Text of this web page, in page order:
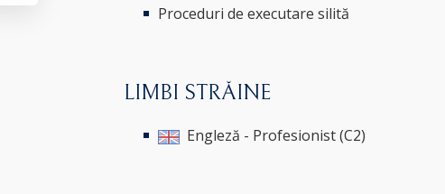
Proceduri de executare silită
LIMBI STRĂINE
Engleză - Profesionist (C2)